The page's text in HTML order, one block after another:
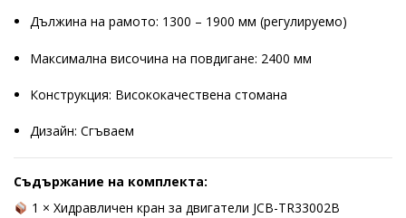
Дължина на рамото: 1300 – 1900 мм (регулируемо)
Максимална височина на повдигане: 2400 мм
Конструкция: Висококачествена стомана
Дизайн: Сгъваем
Съдържание на комплекта:
1 × Хидравличен кран за двигатели JCB-TR33002B